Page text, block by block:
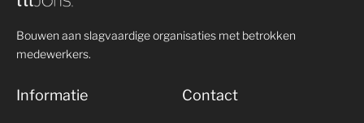
Bouwen aan slagvaardige organisaties met betrokken
medewerkers.
Informatie Contact